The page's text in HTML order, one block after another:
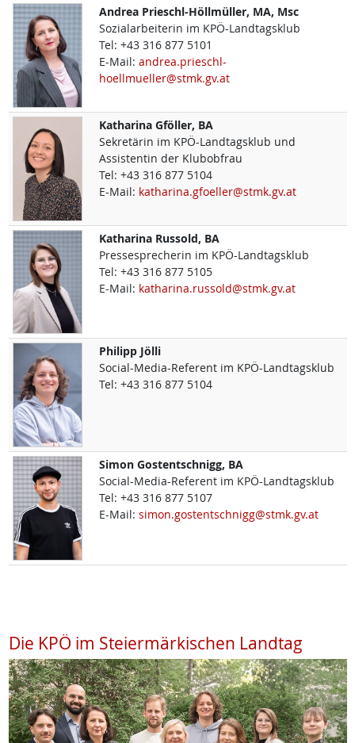
Andrea Prieschl-Höllmüller, MA, Msc
Sozialarbeiterin im KPÖ-Landtagsklub
Tel: +43 316 877 5101
E-Mail: andrea.prieschl-
hoellmueller@stmk.gv.at
Katharina Gföller, BA
Sekretärin im KPÖ-Landtagsklub und
Assistentin der Klubobfrau
Tel: +43 316 877 5104
E-Mail: katharina.gfoeller@stmk.gv.at
Katharina Russold, BA
Pressesprecherin im KPÖ-Landtagsklub
Tel: +43 316 877 5105
E-Mail: katharina.russold@stmk.gv.at
Philipp Jölli
Social-Media-Referent im KPÖ-Landtagsklub
Tel: +43 316 877 5104
Simon Gostentschnigg, BA
Social-Media-Referent im KPÖ-Landtagsklub
Tel: +43 316 877 5107
E-Mail: simon.gostentschnigg@stmk.gv.at
Die KPÖ im Steiermärkischen Landtag